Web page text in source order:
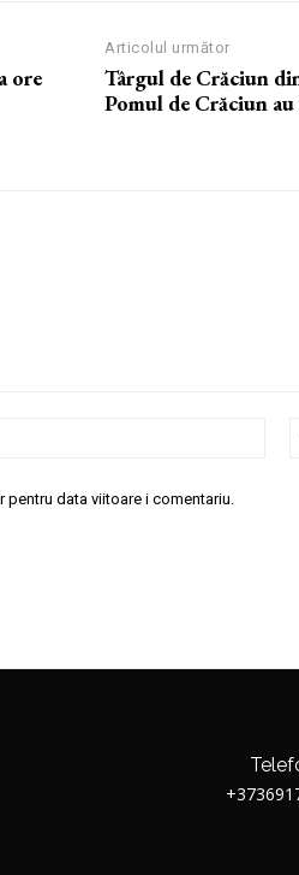
ore
Articolul următor
Târgul de Crăciun
Pomul de Crăciun
pentru data viitoare i comentariu.